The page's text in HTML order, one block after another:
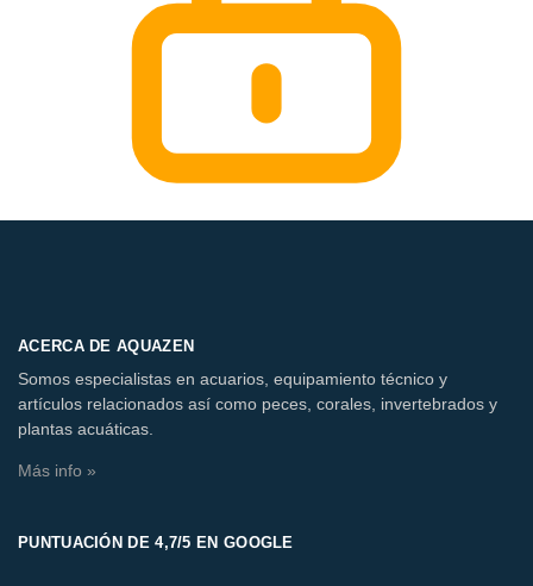
ACERCA DE AQUAZEN
Somos especialistas en acuarios, equipamiento técnico y
artículos relacionados así como peces, corales, invertebrados y
plantas acuáticas.
Más info »
PUNTUACIÓN DE 4,7/5 EN GOOGLE